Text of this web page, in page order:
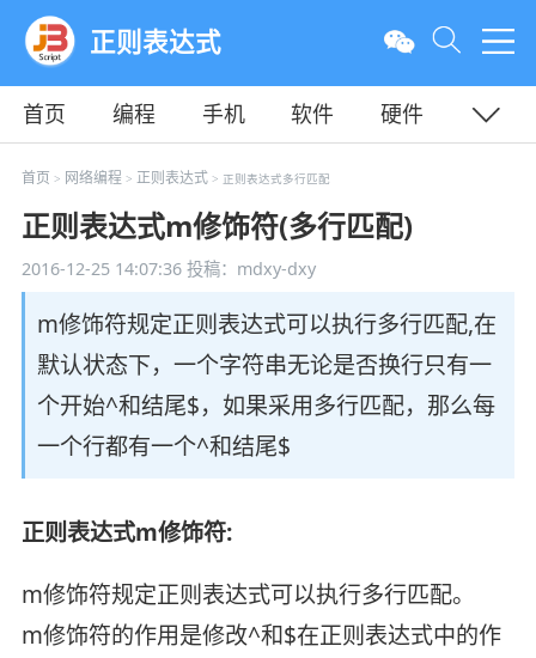
正则表达式
首页 编程 手机 软件
硬件
教程
平面 服务器
首页 > 网络编程 > 正则表达式> 正则表达式多行匹配
正则表达式m修饰符(多行匹配)
2016-12-25 14:07:36投稿：mdxy-dxy
m修饰符规定正则表达式可以执行多行匹配,在
默认状态下，一个字符串无论是否换行只有一
个开始^和结尾$，如果采用多行匹配，那么每
一个行都有一个^和结尾$
正则表达式m修饰符:
m修饰符规定正则表达式可以执行多行匹配。
m修饰符的作用是修改^和$在正则表达式中的作